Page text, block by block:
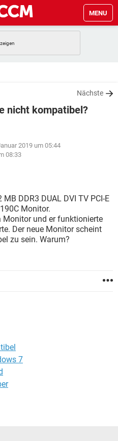
MENU
TIKTOK
HARDWARE
STREAMING
INSTAGRAM
IOS
HARDWARE
INSTAGRAM
TIKTOK
HARDWARE
Nächste
nicht kompatibel?
2019 um 05:44
08:33
DDR3 DUAL DVI TV PCI-E
Monitor.
Monitor und er funktionierte
Der neue Monitor scheint
zu sein. Warum?
7